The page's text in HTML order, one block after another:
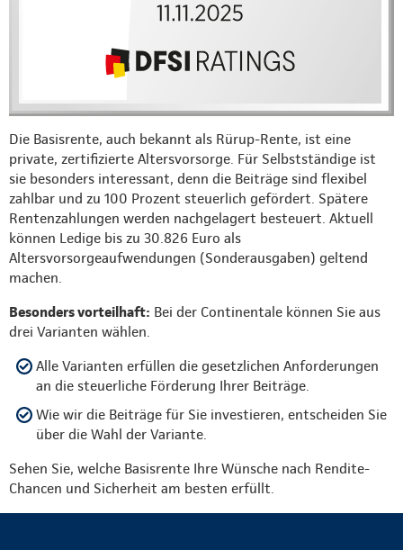
Die Basisrente, auch bekannt als Rürup-Rente, ist eine
private, zertifizierte Altersvorsorge. Für Selbstständige ist
sie besonders interessant, denn die Beiträge sind flexibel
zahlbar und zu 100 Prozent steuerlich gefördert. Spätere
Rentenzahlungen werden nachgelagert besteuert. Aktuell
können Ledige bis zu 30.826 Euro als
Altersvorsorgeaufwendungen (Sonderausgaben) geltend
machen.
Besonders vorteilhaft: Bei der Continentale können Sie aus
drei Varianten wählen.
Alle Varianten erfüllen die gesetzlichen Anforderungen
an die steuerliche Förderung Ihrer Beiträge.
Wie wir die Beiträge für Sie investieren, entscheiden Sie
über die Wahl der Variante.
Sehen Sie, welche Basisrente Ihre Wünsche nach Rendite-
Chancen und Sicherheit am besten erfüllt.